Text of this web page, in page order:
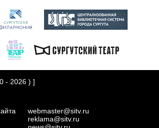
- 2026 ) ]
webmaster@sitv.ru
reklama@sitv.ru